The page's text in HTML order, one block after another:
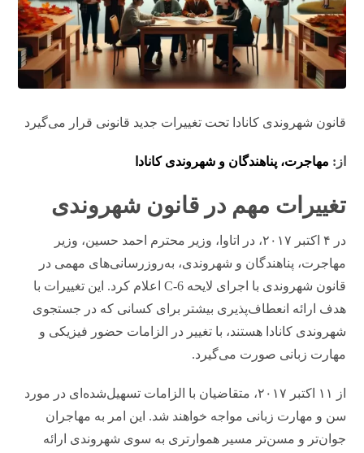
قانون شهروندی کانادا تحت تغییرات جدید قانونی قرار می‌گیرد
از: مهاجرت، پناهندگان و شهروندی کانادا
تغییرات مهم در قانون شهروندی
در ۴ اکتبر ۲۰۱۷، در اتاوا، وزیر محترم احمد حسین، وزیر
مهاجرت، پناهندگان و شهروندی، به‌روزرسانی‌های مهمی در
قانون شهروندی با اجرای لایحه C-6 اعلام کرد. این تغییرات با
هدف ارائه انعطاف‌پذیری بیشتر برای کسانی که در جستجوی
شهروندی کانادا هستند، با تغییر در الزامات حضور فیزیکی و
مهارت زبانی صورت می‌گیرد.
از ۱۱ اکتبر ۲۰۱۷، متقاضیان با الزامات تسهیل‌شده‌ای در مورد
سن و مهارت زبانی مواجه خواهند شد. این امر به مهاجران
جوان‌تر و مسن‌تر مسیر هموارتری به سوی شهروندی ارائه